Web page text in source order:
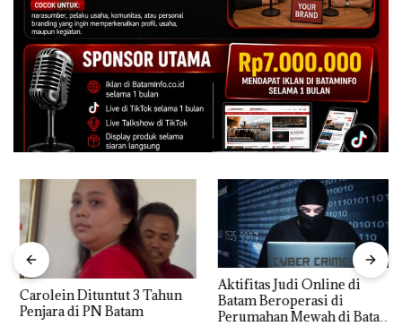
Carolein Dituntut 3 Tahun
Penjara di PN Batam
Aktifitas Judi Online di
Batam Beroperasi di
Perumahan Mewah di Batam